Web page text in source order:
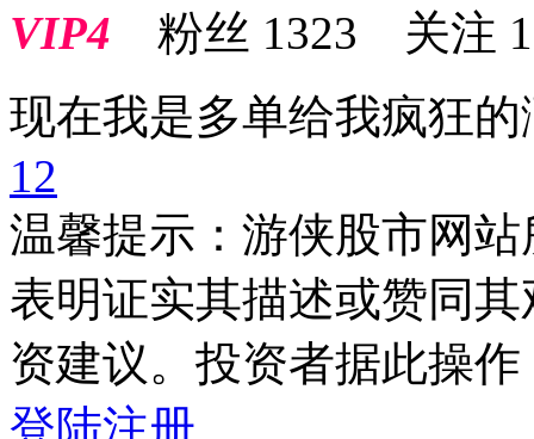
VIP4 粉丝 1323 关注
现在我是多单给我疯狂的
12
温馨提示：游侠股市网
表明证实其描述或赞同
资建议。投资者据此操
登陆注册